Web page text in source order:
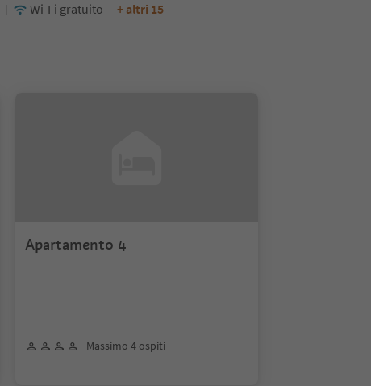
Wi-Fi gratuito + altri 15
Apartamento 4
Massimo 4 ospiti